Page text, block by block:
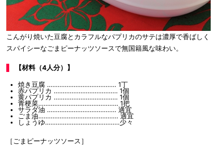
こんがり焼いた豆腐とカラフルなパプリカのサテは濃厚で香ばしく
スパイシーなごまピーナッツソースで無国籍風な味わい。
【材料（4人分）】
焼き豆腐 ………………………………… 1丁
赤パプリカ ……………………………… 1個
黄パプリカ ……………………………… 1個
青梗菜……………………………………… 1把
サラダ油 ………………………………… 適宜
ごま油……………………………………… 適宜
しょうゆ……………………………………少々
［ごまピーナッツソース］